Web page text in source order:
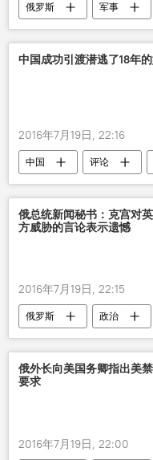
俄罗斯 军事
俄中关系
国际军事
中国成功引渡潜逃了18年
2016年7月19日, 22:16
中国 评论
俄总统新闻秘书：克宫对
方威胁的言论表示遗憾
2016年7月19日, 22:15
俄罗斯 政治
特蕾莎•梅
俄外长向美国务卿指出美
要求
2016年7月19日, 22:00